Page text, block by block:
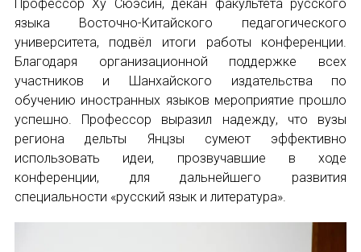
Профессор Ху Сюэсин, декан факультета русского
языка Восточно-Китайского педагогического
университета, подвёл итоги работы конференции.
Благодаря организационной поддержке всех
участников и Шанхайского издательства по
обучению иностранных языков мероприятие прошло
успешно. Профессор выразил надежду, что вузы
региона дельты Янцзы сумеют эффективно
использовать идеи, прозвучавшие в ходе
конференции, для дальнейшего развития
специальности «русский язык и литература».